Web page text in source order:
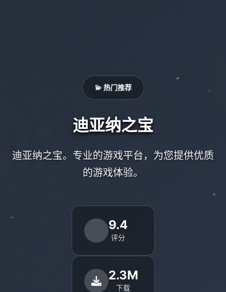
💫 热门推荐
迪亚纳之宝
迪亚纳之宝。专业的游戏平台，为您提供优质
的游戏体验。
9.4
评分
2.3M
下载